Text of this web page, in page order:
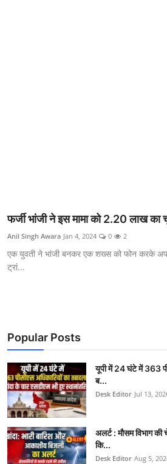
फर्जी भांजी ने इस मामा को 2.20 लाख का
Anil Singh Awara Jan 4, 2024 0 2
एक युवती ने भांजी बनकर एक शख्स को फोन करके
ट्रां...
Popular Posts
यूपी में 24 घंटे में 363
ब...
Desk Editor Jul 13,
अलर्ट : मौसम विभाग की
कि...
Desk Editor Aug 5,